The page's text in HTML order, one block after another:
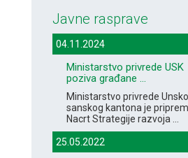
Javne rasprave
04.11.2024
Ministarstvo privrede USK
poziva građane ...
Ministarstvo privrede
sanskog kantona je
Nacrt Strategije razvoja ...
25.05.2022